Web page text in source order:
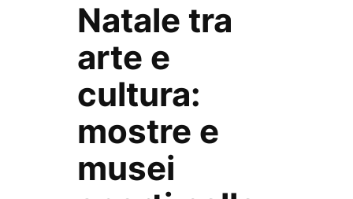
Natale tra
arte e
cultura:
mostre e
musei